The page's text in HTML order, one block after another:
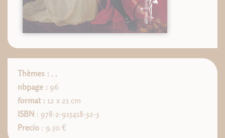
Thèmes : , ,
nbpage : 96
format : 12 x 21 cm
ISBN : 978-2-915418-32-3
Precio : 9.50 €